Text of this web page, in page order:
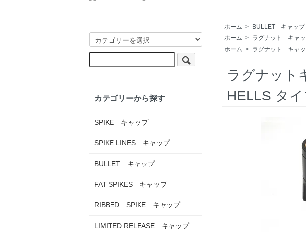
ホーム > BULLET キャップ
ホーム > ラグナット キャ
ホーム > ラグナット キャ
ラグナット
HELLS タ
カテゴリーから探す
SPIKE キャップ
SPIKE LINES キャップ
BULLET キャップ
FAT SPIKES キャップ
RIBBED SPIKE キャップ
LIMITED RELEASE キャップ